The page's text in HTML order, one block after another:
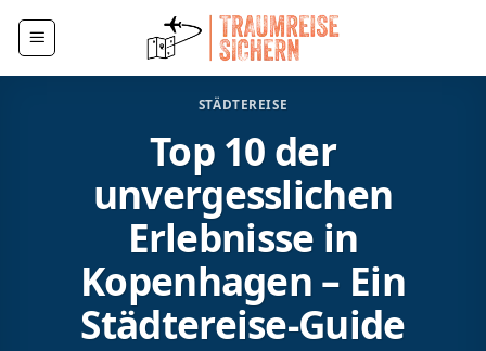
Zum
Inhalt
springen
STÄDTEREISE
Top 10 der
unvergesslichen
Erlebnisse in
Kopenhagen – Ein
Städtereise-Guide